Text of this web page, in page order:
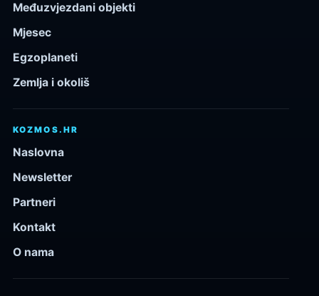
Međuzvjezdani objekti
Mjesec
Egzoplaneti
Zemlja i okoliš
KOZMOS.HR
Naslovna
Newsletter
Partneri
Kontakt
O nama